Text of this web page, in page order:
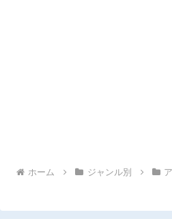
ホーム ジャンル別